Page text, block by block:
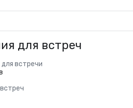
для встреч
встречи